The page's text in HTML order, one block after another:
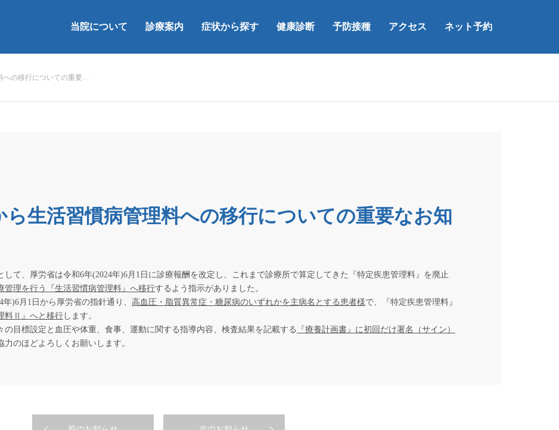
当院について 診療案内 症状から探す 健康診断 予防接種 アクセス ネット予約
への移行についての重要…
ら生活習慣病管理料への移行についての重要なお知
て、厚労省は令和6年(2024年)6月1日に診療報酬を改定し、これまで診療所で算定してきた『特定疾患管理料』を廃止
管理を行う『生活習慣病管理料』へ移行するよう指示がありました。
)6月1日から厚労省の指針通り、 高血圧・脂質異常症・糖尿病のいずれかを主病名とする患者様で、『特定疾患管理料』
料Ⅱ』へと移行 します。
目標設定と血圧や体重、食事、運動に関する指導内容、検査結果を記載する
『療養計画書』に初回だけ署名（サイン）
のほどよろしくお願いします。